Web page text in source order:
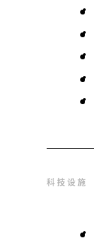
科技设施